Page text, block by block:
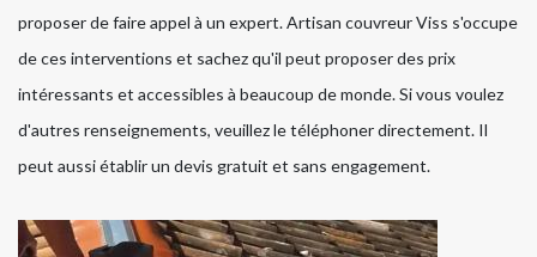
proposer de faire appel à un expert. Artisan couvreur Viss s'occupe
de ces interventions et sachez qu'il peut proposer des prix
intéressants et accessibles à beaucoup de monde. Si vous voulez
d'autres renseignements, veuillez le téléphoner directement. Il
peut aussi établir un devis gratuit et sans engagement.